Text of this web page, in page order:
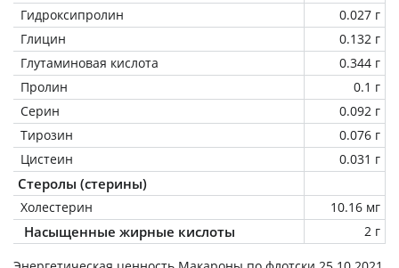
Гидроксипролин
0.027 г
Глицин
0.132 г
Глутаминовая кислота
0.344 г
Пролин
0.1 г
Серин
0.092 г
Тирозин
0.076 г
Цистеин
0.031 г
Стеролы (стерины)
Холестерин 10.16 мг
Насыщенные жирные кислоты 2 г